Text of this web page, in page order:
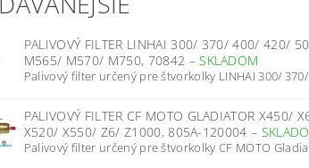
PALIVOVÝ FILTER LINHAI 300/ 370/ 400/ 420/
M565/ M570/ M750, 70842 –SKLADOM
Palivový filter určený pre štvorkolky LINHAI 300/
PALIVOVÝ FILTER CF MOTO GLADIATOR X450/
X520/ X550/ Z6/ Z1000, 805A-120004–
Palivový filter určený pre štvorkolky CF MOTO